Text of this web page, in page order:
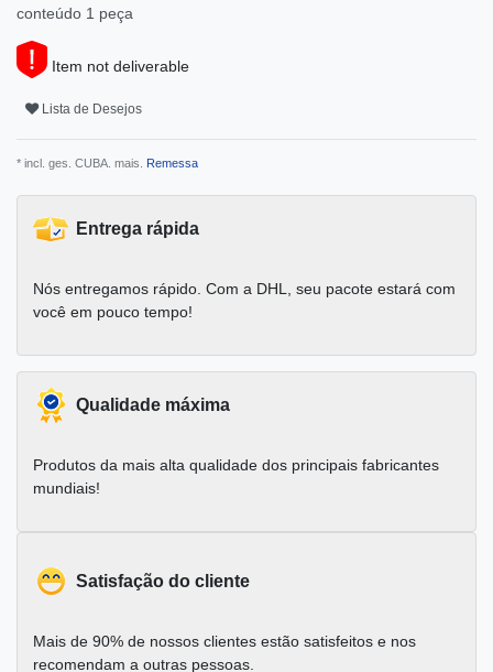
conteúdo 1 peça
Item not deliverable
Lista de Desejos
* incl. ges. CUBA. mais. Remessa
Entrega rápida
Nós entregamos rápido. Com a DHL, seu pacote estará com
você em pouco tempo!
Qualidade máxima
Produtos da mais alta qualidade dos principais fabricantes
mundiais!
Satisfação do cliente
Mais de 90% de nossos clientes estão satisfeitos e nos
recomendam a outras pessoas.